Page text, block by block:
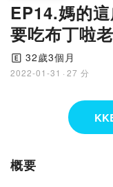
EP14.媽的
要吃布丁啦
基隆甜點店
聊天，順道
的故事～
🄴 32歲3個月
2022-01-31 · 27 分
概要